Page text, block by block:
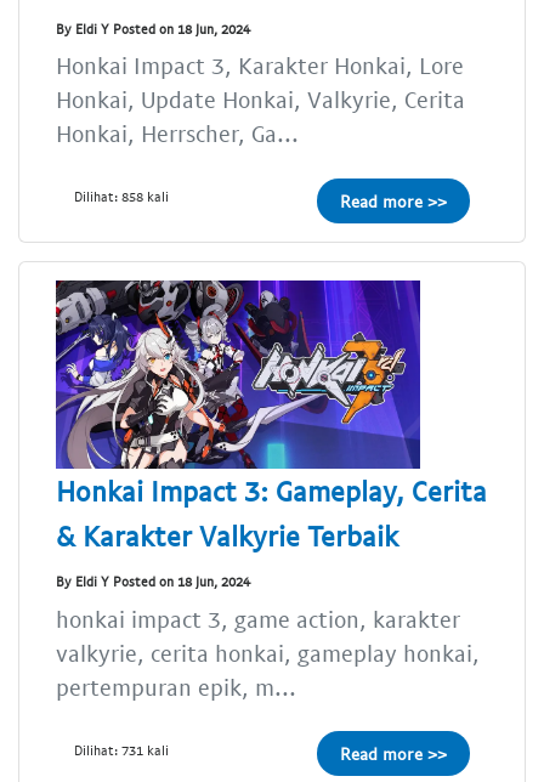
By Eldi Y Posted on 18 Jun, 2024
Honkai Impact 3, Karakter Honkai, Lore
Honkai, Update Honkai, Valkyrie, Cerita
Honkai, Herrscher, Ga...
Dilihat: 858 kali Read more >>
Honkai Impact 3: Gameplay, Cerita
& Karakter Valkyrie Terbaik
By Eldi Y Posted on 18 Jun, 2024
honkai impact 3, game action, karakter
valkyrie, cerita honkai, gameplay honkai,
pertempuran epik, m...
Dilihat: 731 kali Read more >>